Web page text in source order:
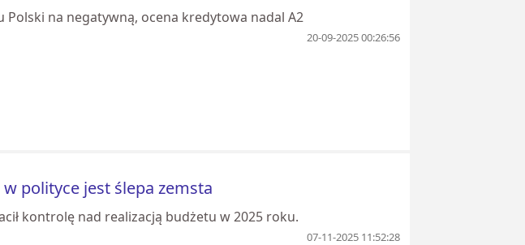
na negatywną, ocena kredytowa nadal A2
20-09-2025 00:26:56
polityce jest ślepa zemsta
kontrolę nad realizacją budżetu w 2025 roku.
07-11-2025 11:52:28